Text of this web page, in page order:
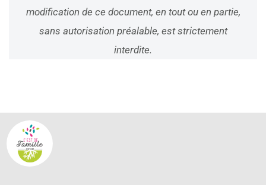
modification de ce document, en tout ou en partie,
sans autorisation préalable, est strictement
interdite.